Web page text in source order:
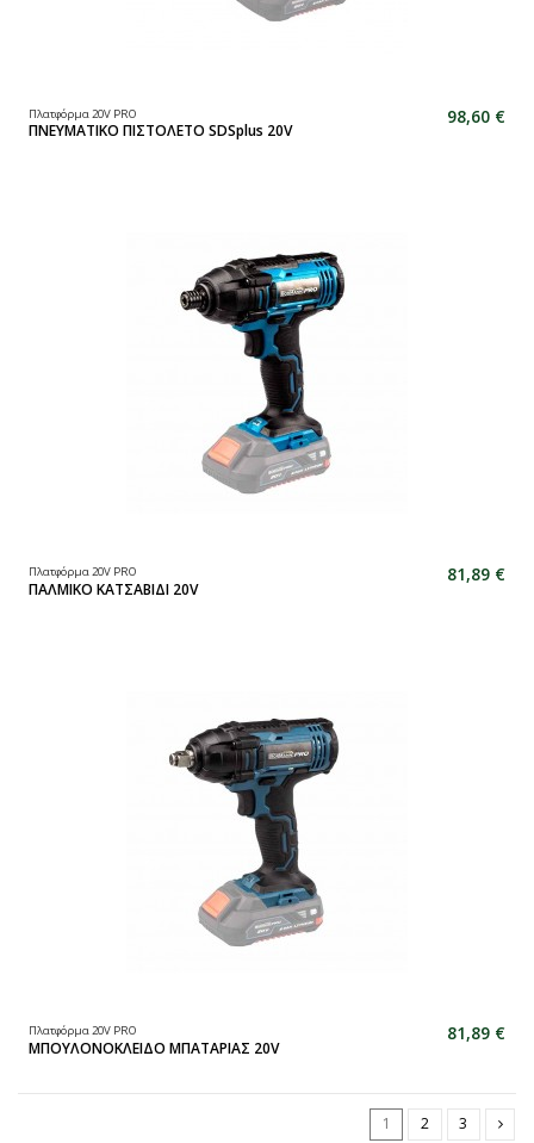
Πλατφόρμα 20V PRO
ΠΝΕΥΜΑΤΙΚΟ ΠΙΣΤΟΛΕΤΟ SDSplus 20V
98,60 €
Πλατφόρμα 20V PRO
ΠΑΛΜΙΚΟ ΚΑΤΣΑΒΙΔΙ 20V
81,89 €
Πλατφόρμα 20V PRO
ΜΠΟΥΛΟΝΟΚΛΕΙΔΟ ΜΠΑΤΑΡΙΑΣ 20V
81,89 €
1 2 3